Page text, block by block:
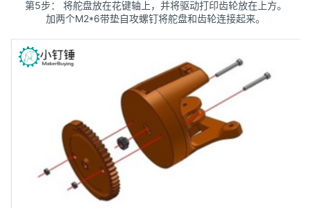
第5步： 将舵盘放在花键轴上，并将驱动打印齿轮放在上方。
加两个M2*6带垫自攻螺钉将舵盘和齿轮连接起来。